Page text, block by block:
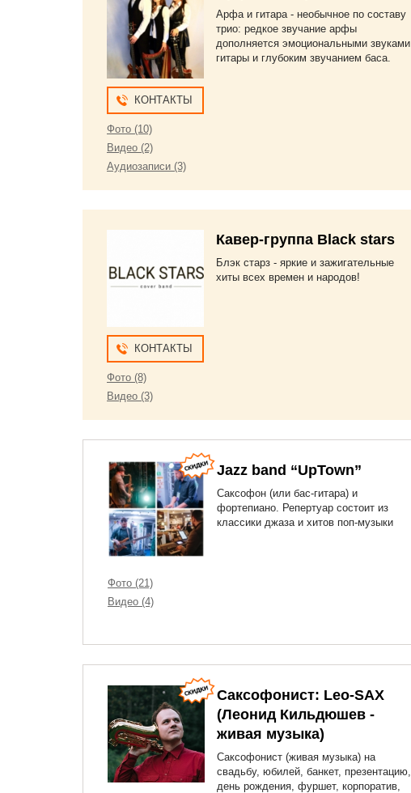
КОНТАКТЫ
Фото (10)
Видео (2)
Аудиозаписи (3)
Арфа и гитара - необычное по составу
трио: редкое звучание арфы
дополняется эмоциональными звуками
гитары и глубоким звучанием баса.
КОНТАКТЫ
Фото (8)
Видео (3)
Кавер-группа Black stars
Блэк старз - яркие и зажигательные
хиты всех времен и народов!
Фото (21)
Видео (4)
Jazz band “UpTown”
Саксофон (или бас-гитара) и
фортепиано. Репертуар состоит из
классики джаза и хитов поп-музыки
Саксофонист: Leo-SAX
(Леонид Кильдюшев -
живая музыка)
Саксофонист (живая музыка) на
свадьбу, юбилей, банкет, презентацию,
день рождения, фуршет, корпоратив,